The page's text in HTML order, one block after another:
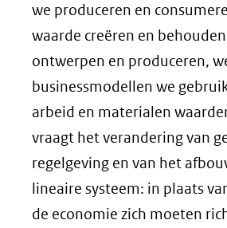
we produceren en
waarde creëren en
ontwerpen en produceren,
businessmodellen we
arbeid en materialen
vraagt het verandering van
regelgeving en van het
lineaire systeem: in plaats
de economie zich moeten